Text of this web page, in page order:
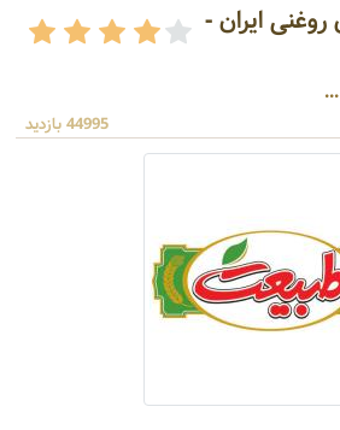
ایران -
44995 بازدید